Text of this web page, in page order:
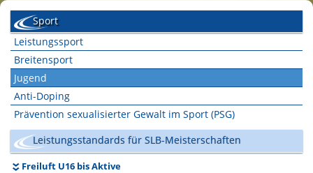
Sport
Leistungssport
Breitensport
Jugend
Anti-Doping
Prävention sexualisierter Gewalt im Sport (PSG)
Leistungsstandards für SLB-Meisterschaften
Freiluft U16 bis Aktive